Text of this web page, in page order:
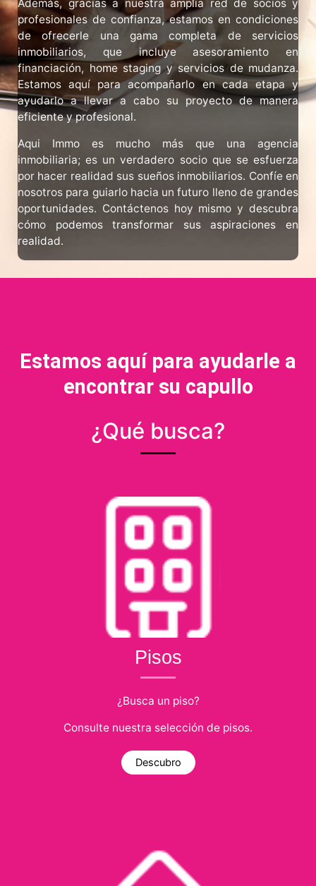
Además, gracias anuestra amplia red de socios y
profesionalesde confianza,estamos en condiciones
deofrecerle unagamacompleta de servicios
inmobiliarios, queincluyeasesoramiento en
financiación, home stagingyserviciosde mudanza.
Estamosaquí paraacompañarloencadaetapay
ayudarloallevara cabo su proyectodemanera
eficienteyprofesional.
Aqui Immo es mucho más que una agencia
inmobiliaria;es unverdadero socio que seesfuerza
por hacer realidad sus sueños inmobiliarios. Confíeen
nosotros para guiarlo hacia unfuturo lleno de grandes
oportunidades. Contáctenos hoy mismoydescubra
cómo podemostransformar susaspiracionesen
realidad.
Estamos aquí para ayudarle a
encontrar su capullo
¿Qué busca? ​
Pisos
¿Busca un piso?
Consulte nuestra selección de pisos.
Descubro